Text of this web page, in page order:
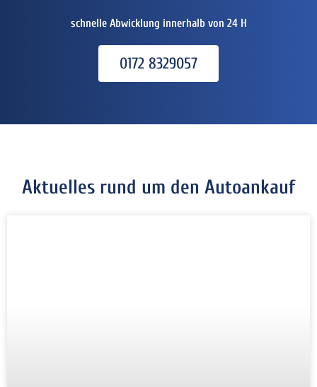
schnelle Abwicklung innerhalb von 24 H
0172 8329057
Aktuelles rund um den Autoankauf